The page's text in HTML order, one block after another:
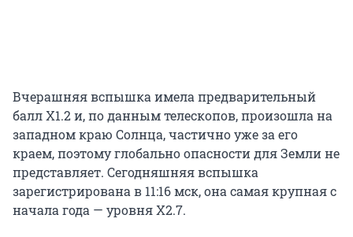
Вчерашняя вспышка имела предварительный
балл X1.2 и, по данным телескопов, произошла на
западном краю Солнца, частично уже за его
краем, поэтому глобально опасности для Земли не
представляет. Сегодняшняя вспышка
зарегистрирована в 11:16 мск, она самая крупная с
начала года — уровня X2.7.